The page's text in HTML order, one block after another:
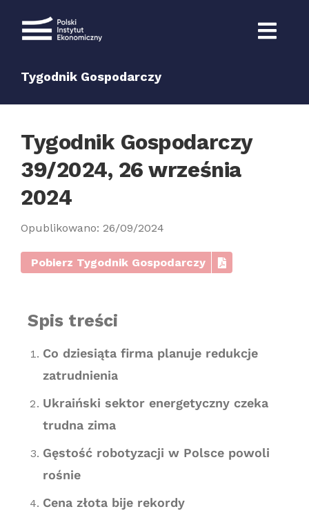
Tygodnik Gospodarczy
Tygodnik Gospodarczy
39/2024, 26 września
2024
Opublikowano: 26/09/2024
Pobierz Tygodnik Gospodarczy
Spis treści
Co dziesiąta firma planuje redukcje
zatrudnienia
Ukraiński sektor energetyczny czeka
trudna zima
Gęstość robotyzacji w Polsce powoli
rośnie
Cena złota bije rekordy